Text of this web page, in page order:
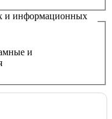
и информационных
и